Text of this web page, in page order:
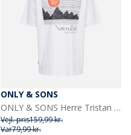
ONLY & SONS
ONLY & SONS Herre Tristan Afslappet Kortærmet T-shirt Bright White/Yosemite
Vejl. pris159,99 kr.
Var79,99 kr.